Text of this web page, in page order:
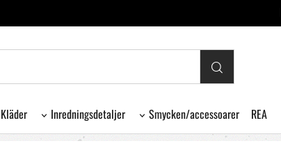
Kläder Inredningsdetaljer Smycken/accessoarer REA